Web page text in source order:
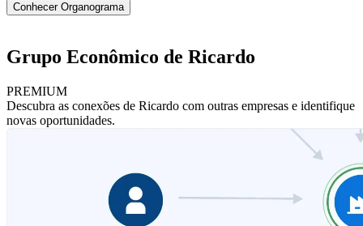
Conhecer Organograma
Grupo Econômico de Ricardo
PREMIUM
Descubra as conexões de Ricardo com outras empresas e identifique
novas oportunidades.